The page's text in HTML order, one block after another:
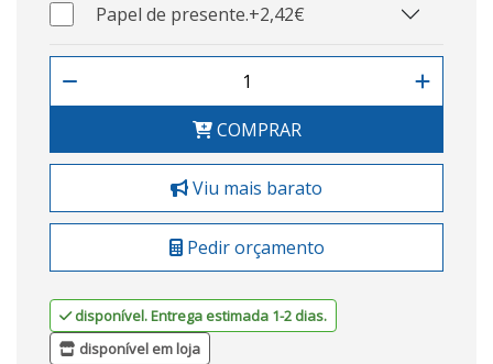
Papel de presente.+2,42€
COMPRAR
Viu mais barato
Pedir orçamento
disponível. Entrega estimada 1-2 dias.
disponível em loja